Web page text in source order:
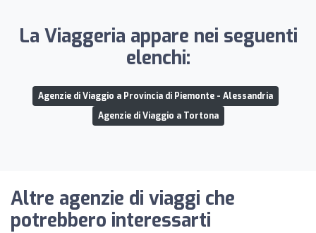
La Viaggeria appare nei seguenti
elenchi:
Agenzie di Viaggio a Provincia di Piemonte - Alessandria
Agenzie di Viaggio a Tortona
Altre agenzie di viaggi che
potrebbero interessarti